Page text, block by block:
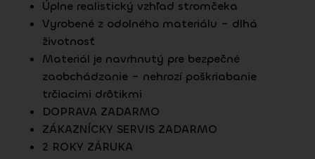
Úplne realistický vzhľad stromčeka
Vyrobené z odolného materiálu – dlhá
životnosť
Materiál je navrhnutý pre bezpečné
zaobchádzanie – nehrozí poškriabanie
trčiacimi drôtikmi
DOPRAVA ZADARMO
ZÁKAZNÍCKY SERVIS ZADARMO
2 ROKY ZÁRUKA